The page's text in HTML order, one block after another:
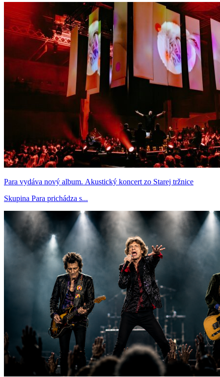
Para vydáva nový album. Akustický koncert zo Starej tržnice
Skupina Para prichádza s...